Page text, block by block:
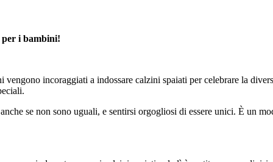
per i bambini!
incoraggiati a indossare calzini spaiati per celebrare la
se non sono uguali, e sentirsi orgogliosi di essere unici. È un